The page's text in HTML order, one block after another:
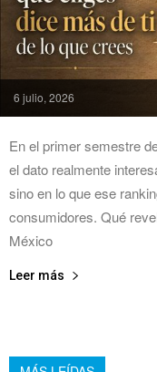
6 julio, 2026
En el primer semestre
el dato realmente
sino en lo que ese
consumidores. Qué
México
Leer más